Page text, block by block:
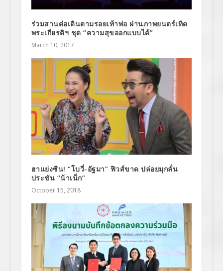
ร่วมสานต่อเดินตามรอยเท้าพ่อ ผ่านภาพยนตร์เทิด
พระเกียรติฯ ชุด “ความสุขออกแบบได้”
March 10, 2017
ฮาแย่งซีน! “โบวี่-อัฐมา” ฟิวส์ขาด ปล่อยมุกลั่น
ประชัน “น้าเน็ก”
October 15, 2018